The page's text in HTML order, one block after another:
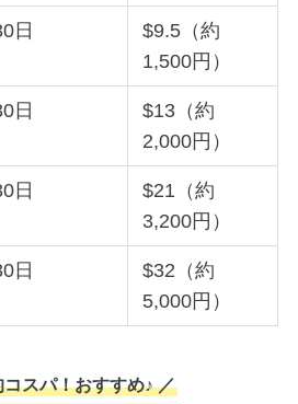
日
$9.5（約
1,500円）
日
$13（約
2,000円）
日
$21（約
3,200円）
日
$32（約
5,000円）
スパ！おすすめ♪ ／